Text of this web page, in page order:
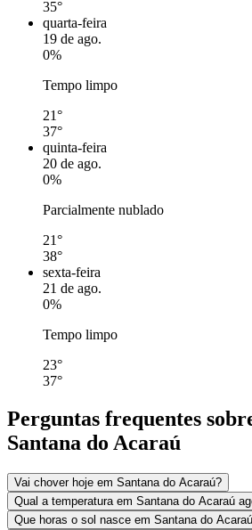
35°
quarta-feira
19 de ago.
0%
Tempo limpo
21°
37°
quinta-feira
20 de ago.
0%
Parcialmente nublado
21°
38°
sexta-feira
21 de ago.
0%
Tempo limpo
23°
37°
Perguntas frequentes
Santana do Acaraú
Vai chover hoje em Santana do Acaraú?
Qual a temperatura em Santana do Acaraú
Que horas o sol nasce em Santana do